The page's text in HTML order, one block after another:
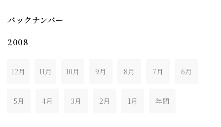
バックナンバー
2008
12月 11月 10月 9月 8月 7月 6月
5月 4月 3月 2月 1月 年間